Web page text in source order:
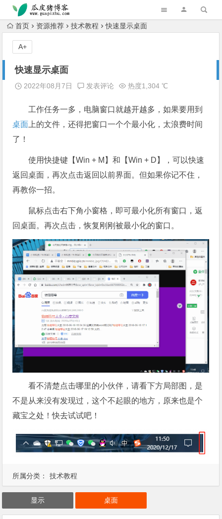
跳转到主内容
首页 资源推荐 技术教程 快速显示桌面
快速显示桌面
2022年08月7日 发表评论 热度1,304 ℃
工作任务一多，电脑窗口就越开越多，如果要用到
桌面 上的文件，还得把窗口一个个最小化，太浪费时间
了！
使用快捷键【Win + M】和【Win + D】，可以快速
返回桌面，再次点击返回以前界面。但如果你记不住，
再教你一招。
鼠标点击右下角小窗格，即可最小化所有窗口，返
回桌面。再次点击，恢复刚刚被最小化的窗口。
看不清楚点击哪里的小伙伴，请看下方局部图，是
不是从来没有发现过，这个不起眼的地方，原来也是个
藏宝之处！快去试试吧！
A+
所属分类： 技术教程
显示 桌面